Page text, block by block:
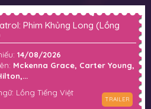
Phim Khủng Long (Lồng
14/08/2026
Mckenna Grace, Carter Young,
Lồng Tiếng Việt
TRAILER